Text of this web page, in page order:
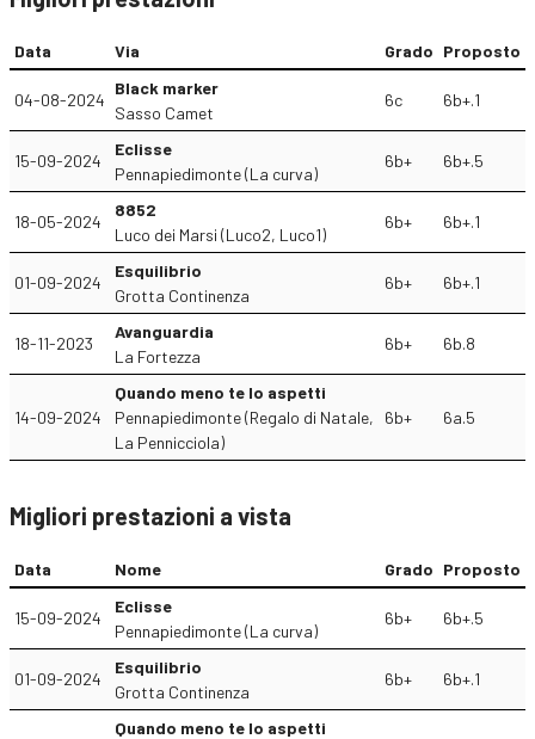
Data Via Grado Proposto
04-08-2024
Black marker
Sasso Camet
6c 6b+.1
15-09-2024
Eclisse
Pennapiedimonte (La curva)
6b+ 6b+.5
18-05-2024
8852
Luco dei Marsi (Luco2, Luco1)
6b+ 6b+.1
01-09-2024
Esquilibrio
Grotta Continenza
6b+ 6b+.1
18-11-2023
Avanguardia
La Fortezza
6b+ 6b.8
14-09-2024
Quando meno te lo aspetti
Pennapiedimonte (Regalo di Natale,
La Pennicciola)
6b+ 6a.5
Migliori prestazioni a vista
Data Nome Grado Proposto
15-09-2024
Eclisse
Pennapiedimonte (La curva)
6b+ 6b+.5
01-09-2024
Esquilibrio
Grotta Continenza
6b+ 6b+.1
Quando meno te lo aspetti